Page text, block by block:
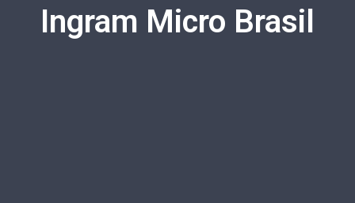
Ingram Micro Brasil